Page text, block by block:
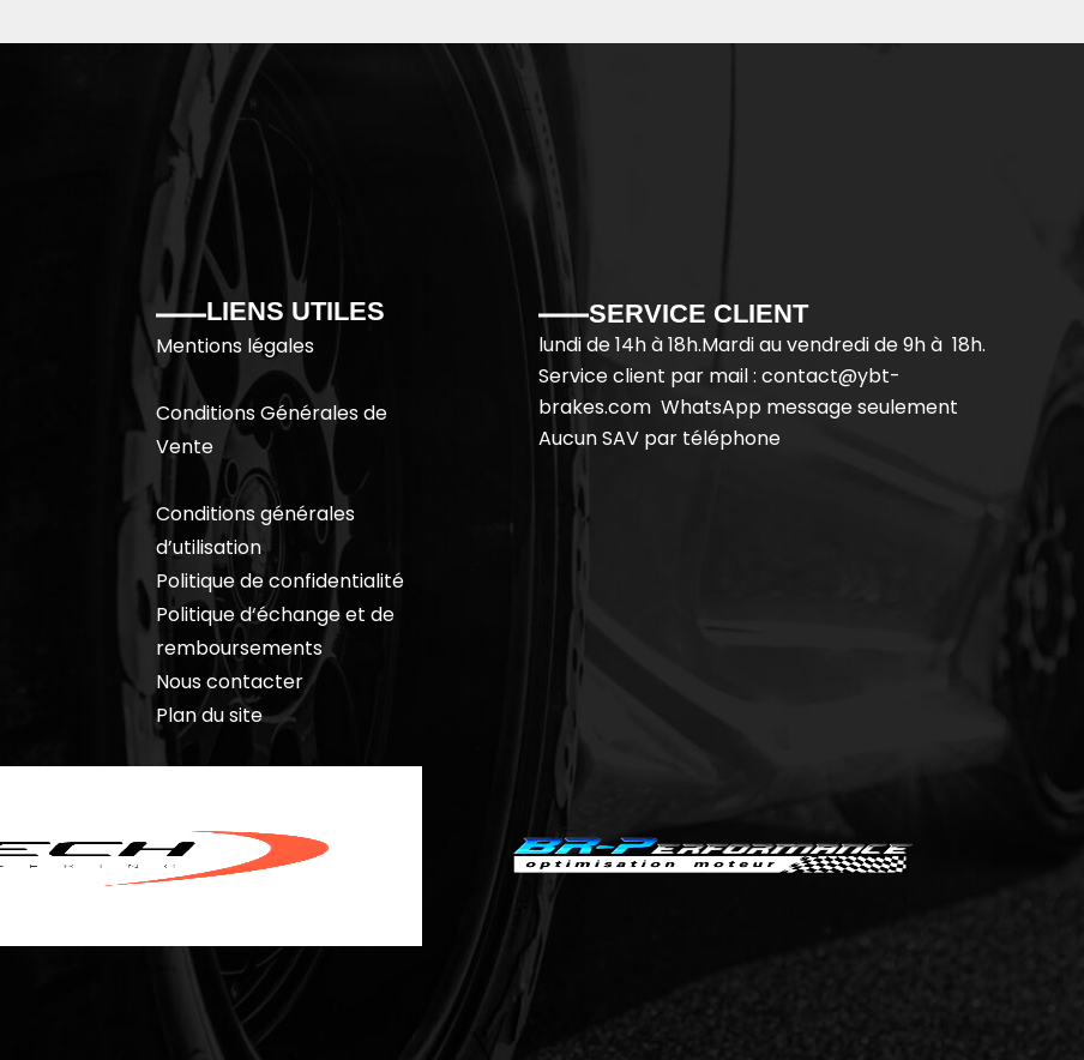
LIENS UTILES
Mentions légales
Conditions Générales de
Vente
Conditions générales
d’utilisation
Politique de confidentialité
Politique d‘échange et de
remboursements
Nous contacter
Plan du site
SERVICE CLIENT
lundi de 14h à 18h.Mardi au vendredi de 9h à 18h.
Service client par mail : contact@ybt-
brakes.com WhatsApp message seulement
Aucun SAV par téléphone